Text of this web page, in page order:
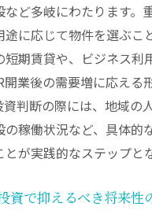
など多岐にわたります。
に応じて物件を選ぶこ
短期賃貸や、ビジネス利
開業後の需要増に応える
資判断の際には、地域の
の稼働状況など、具体的
が実践的なステップと
資で抑えるべき将来性